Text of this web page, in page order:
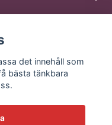
det innehåll som
bästa tänkbara